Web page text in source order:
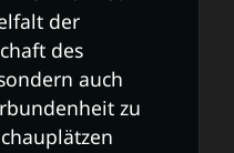
der
des
auch
zu